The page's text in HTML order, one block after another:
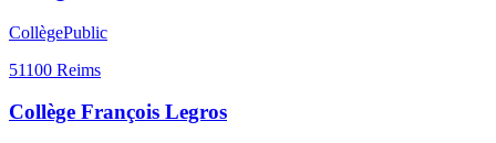
CollègePublic
51100 Reims
Collège François Legros